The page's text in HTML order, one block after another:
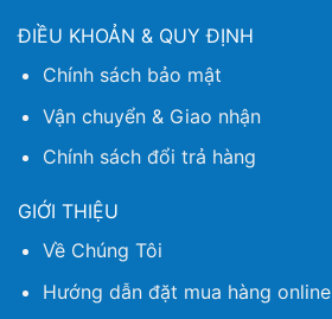
ĐIỀU KHOẢN & QUY ĐỊNH
Chính sách bảo mật
Vận chuyển & Giao nhận
Chính sách đổi trả hàng
GIỚI THIỆU
Về Chúng Tôi
Hướng dẫn đặt mua hàng online